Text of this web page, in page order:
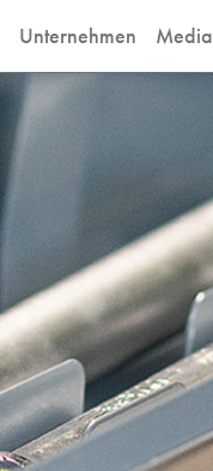
Unternehmen Media